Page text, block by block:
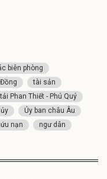
biên phòng
tài sản
Phan Thiết - Phú Quý
Ủy ban châu Âu
nạn
ngư dân